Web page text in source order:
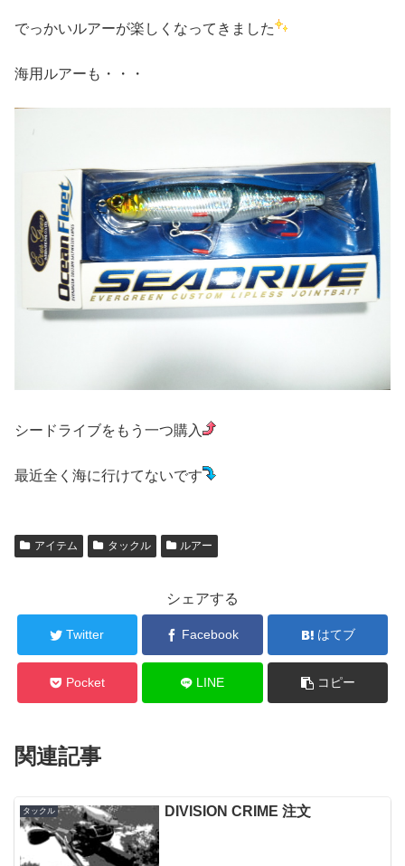
でっかいルアーが楽しくなってきました
海用ルアーも・・・
シードライブをもう一つ購入
最近全く海に行けてないです
アイテム タックル ルアー
シェアする
Twitter Facebook はてブ
Pocket LINE コピー
関連記事
タックル DIVISION CRIME 注文